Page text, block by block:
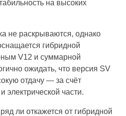
на высоких
не раскрываются, однако
гибридной
V12 и суммарной
ожидать, что версия SV
отдачу — за счёт
электрической части.
ли откажется от гибридной